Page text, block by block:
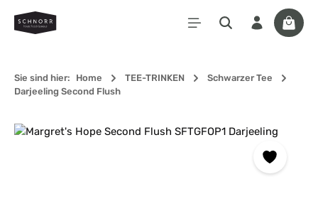
Zum Hauptinhalt springen
Sie sind hier: Home TEE-TRINKEN
Schwarzer Tee
Darjeeling Second Flush
Bildergalerie überspringen